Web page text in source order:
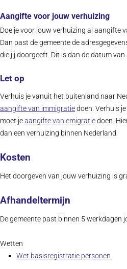
Aangifte voor jouw verhuizing
Doe je voor jouw verhuizing al aangifte
Dan past de gemeente de
die jij doorgeeft. Dit is dan de datum van
Let op
Verhuis je vanuit het buitenland naar
aangifte van immigratie(opent in nieuw
doen. Verhuis
moet jeaangifte van emigratie(opent in
doen.
dan een verhuizing binnen Nederland.
Kosten
Het doorgeven van jouw verhuizing is
Afhandeltermijn
De gemeente past binnen 5 werkdagen
Wetten
Wet basisregistratie personen